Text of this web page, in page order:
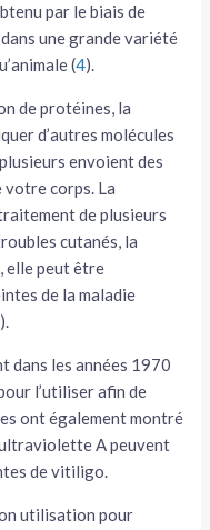
par le biais de
une grande variété
(4).
de protéines, la
d’autres molécules
envoient des
corps. La
de plusieurs
cutanés, la
elle peut être
de la maladie
).
dans les années 1970
l’utiliser afin de
ont également montré
A peuvent
de vitiligo.
utilisation pour